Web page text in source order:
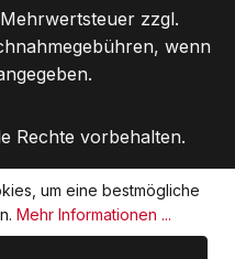
zzgl.
wenn
Rechte vorbehalten.
um eine bestmögliche
Mehr Informationen ...